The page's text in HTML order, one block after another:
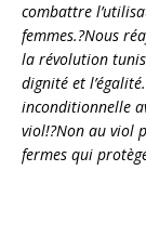
combattre
femmes.?Nous
la révolution
dignité et
inconditionnelle
viol!?Non au viol
fermes qui